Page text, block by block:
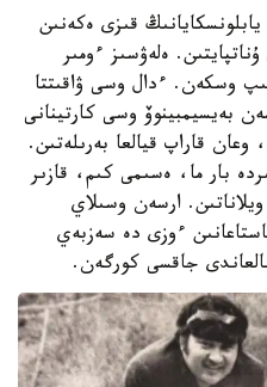
يابلونسكايانىڭ قىزى ەكەنىن
ەلەۋسىز ءومىر
وسكەن. ءدال وسى ۋاقىتتا
جاستاعى ارسەن بەيسيمبينوۆ وسى كارتينانى
قاراپ قيالعا بەرىلەتىن.
بار ما، ەسىمى كىم، قازىر
ارسەن وسىلاي
ءوزى دە سەزبەي
جاقسى كورگەن.